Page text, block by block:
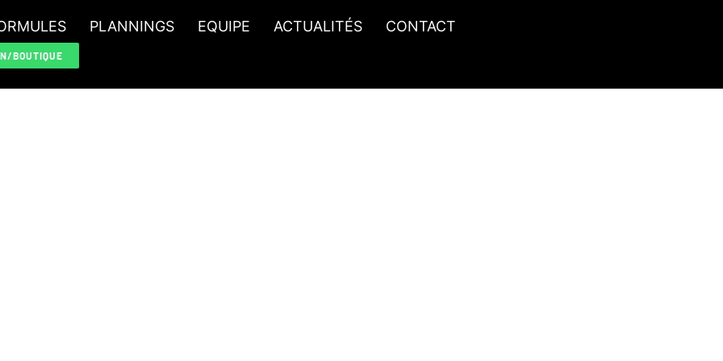
PLANNINGS EQUIPE ACTUALITÉS CONTACT
BOUTIQUE